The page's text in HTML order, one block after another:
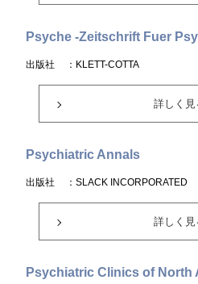
Psyche -Zeitschrift Fuer
出版社 ：KLETT-COTTA
詳しく見
Psychiatric Annals
出版社 ：SLACK INCORPORATED
詳しく見
Psychiatric Clinics of North